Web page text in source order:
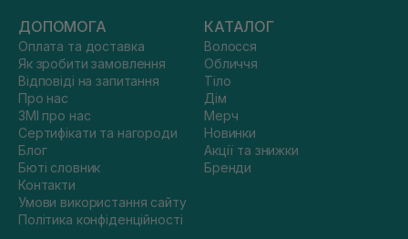
ДОПОМОГА
Оплата та доставка
Як зробити замовлення
Відповіді на запитання
Про нас
ЗМІ про нас
Сертифікати та нагороди
Блог
Бюті словник
Контакти
Умови використання сайту
Політика конфіденційності
КАТАЛОГ
Волосся
Обличчя
Тіло
Дім
Мерч
Новинки
Акції та знижки
Бренди